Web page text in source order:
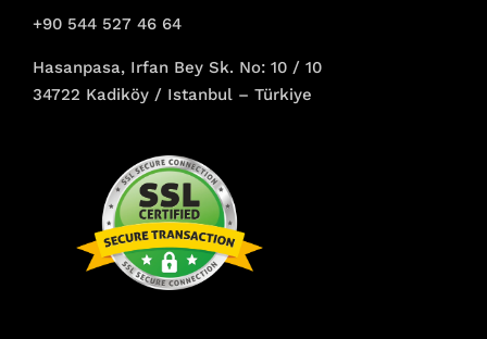
+90 544 527 46 64
Hasanpasa, Irfan Bey Sk. No: 10 / 10
34722 Kadiköy / Istanbul – Türkiye